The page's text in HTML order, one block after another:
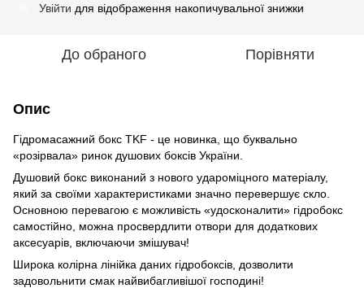
Увійти для відображення накопичувальної знижки
До обраного Порівняти
Опис
Гідромасажний бокс TKF - це новинка, що буквально
«розірвала» ринок душових боксів України.
Душовий бокс виконаний з нового удароміцного матеріалу,
який за своїми характеристиками значно перевершує скло.
Основною перевагою є можливість «удосконалити» гідробокс
самостійно, можна просвердлити отвори для додаткових
аксесуарів, включаючи змішувач!
Широка колірна лінійка даних гідробоксів, дозволити
задовольнити смак найвибагливішої господині!